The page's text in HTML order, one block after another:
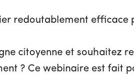
redoutablement efficace
citoyenne et souhaitez
? Ce webinaire est fait